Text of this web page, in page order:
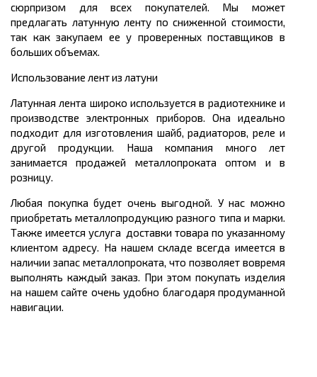
сюрпризом для всех покупателей. Мы может
предлагать латунную ленту по сниженной стоимости,
так как закупаем ее у проверенных поставщиков в
больших объемах.
Использование лент из латуни
Латунная лента широко используется в радиотехнике и
производстве электронных приборов. Она идеально
подходит для изготовления шайб, радиаторов, реле и
другой продукции. Наша компания много лет
занимается продажей металлопроката оптом и в
розницу.
Любая покупка будет очень выгодной. У нас можно
приобретать металлопродукцию разного типа и марки.
Также имеется услуга доставки товара по указанному
клиентом адресу. На нашем складе всегда имеется в
наличии запас металлопроката, что позволяет вовремя
выполнять каждый заказ. При этом покупать изделия
на нашем сайте очень удобно благодаря продуманной
навигации.